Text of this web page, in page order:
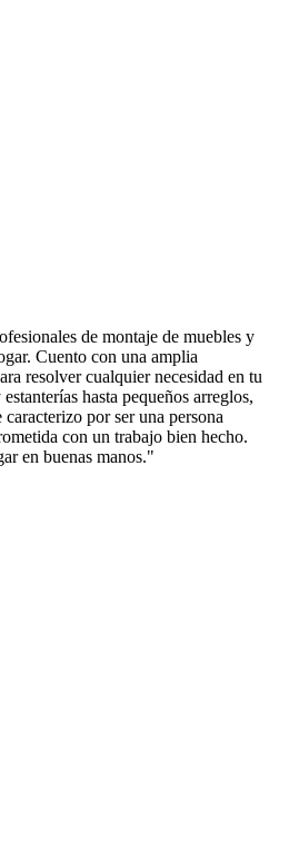
de montaje de muebles y
Cuento con una amplia
resolver cualquier necesidad en tu
hasta pequeños arreglos,
por ser una persona
con un trabajo bien hecho.
en buenas manos."